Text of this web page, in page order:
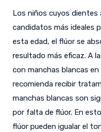
Los niños cuyos dientes
candidatos más ideales
esta edad, el flúor se
resultado más eficaz. A
con manchas blancas
recomienda recibir
manchas blancas son
por falta de flúor. En
flúor pueden igualar el